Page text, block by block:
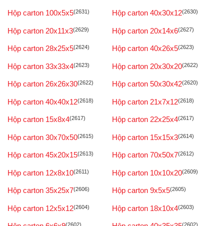
Hộp carton 100x5x5(2631) Hộp carton 40x30x12(2630)
Hộp carton 20x11x3(2629) Hộp carton 20x14x6(2627)
Hộp carton 28x25x5(2624) Hộp carton 40x26x5(2623)
Hộp carton 33x33x4(2623) Hộp carton 20x30x20(2622)
Hộp carton 26x26x30(2622) Hộp carton 50x30x42(2620)
Hộp carton 40x40x12(2618) Hộp carton 21x7x12(2618)
Hộp carton 15x8x4(2617) Hộp carton 22x25x4(2617)
Hộp carton 30x70x50(2615) Hộp carton 15x15x3(2614)
Hộp carton 45x20x15(2613) Hộp carton 70x50x7(2612)
Hộp carton 12x8x10(2611) Hộp carton 10x10x20(2609)
Hộp carton 35x25x7(2606) Hộp carton 9x5x5(2605)
Hộp carton 12x5x12(2604) Hộp carton 18x10x4(2603)
(2602) (2602)